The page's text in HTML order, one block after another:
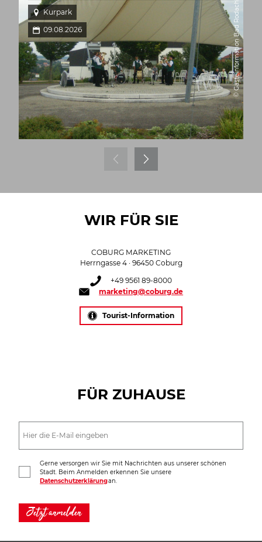
Kurpark
09.08.2026
© Gästeinformation Bad Rodach
WIR FÜR SIE
COBURG MARKETING
Herrngasse 4 · 96450 Coburg
+49 9561 89-8000
marketing@coburg.de
Tourist-Information
FÜR ZUHAUSE
Gerne versorgen wir Sie mit Nachrichten aus unserer schönen
Stadt. Beim Anmelden erkennen Sie unsere
Datenschutzerklärungan.
Jetzt anmelden